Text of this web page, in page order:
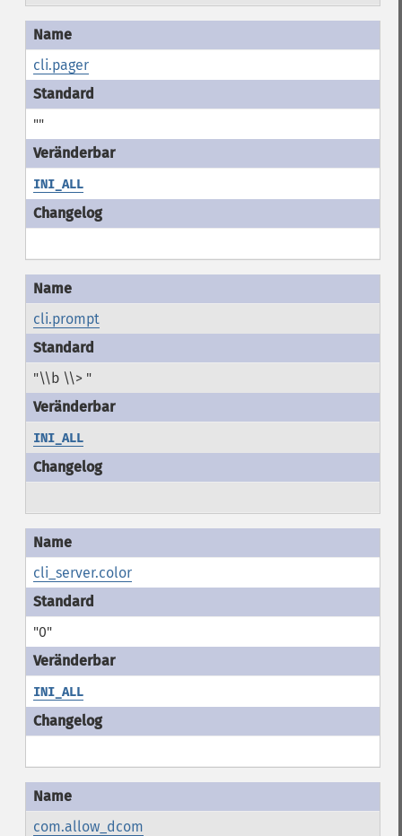
cli.pager
""
INI_ALL
cli.prompt
"\\b \\> "
INI_ALL
cli_server.color
"0"
INI_ALL
com.allow_dcom